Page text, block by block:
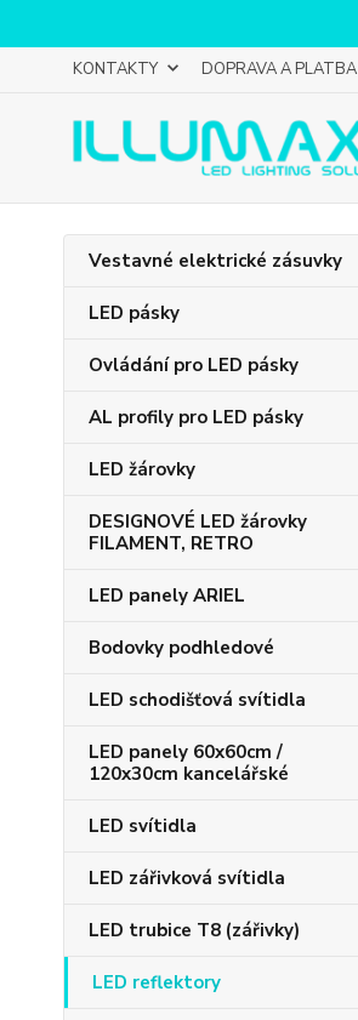
KONTAKTY DOPRAVA A PLATBA
Vestavné elektrické zásuvky
LED pásky
Ovládání pro LED pásky
AL profily pro LED pásky
LED žárovky
DESIGNOVÉ LED žárovky
FILAMENT, RETRO
LED panely ARIEL
Bodovky podhledové
LED schodišťová svítidla
LED panely 60x60cm /
120x30cm kancelářské
LED svítidla
LED zářivková svítidla
LED trubice T8 (zářivky)
LED reflektory